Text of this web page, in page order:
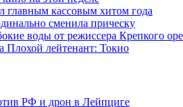
главным кассовым хитом года
сменила прическу
воды от режиссера Крепкого
Плохой лейтенант: Токио